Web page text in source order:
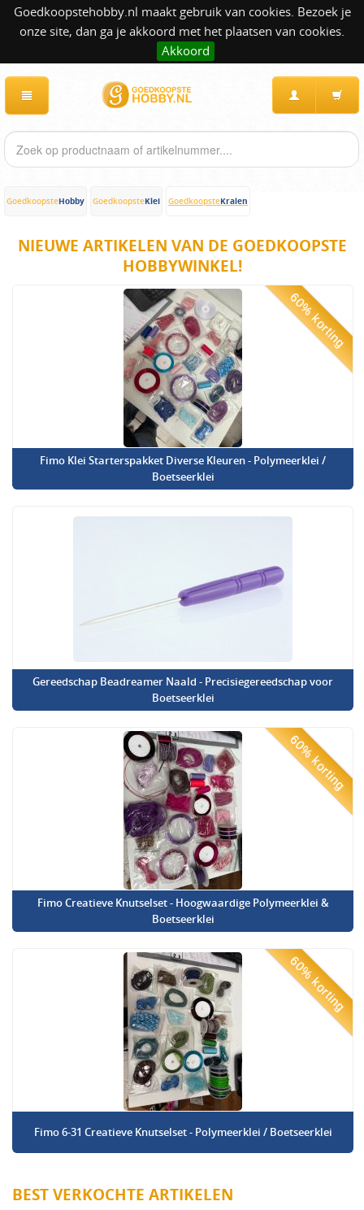
Goedkoopstehobby.nl maakt gebruik van cookies. Bezoek je
onze site, dan ga je akkoord met het plaatsen van cookies.
Akkoord
GoedkoopsteHobby GoedkoopsteKlei GoedkoopsteKralen
NIEUWE ARTIKELEN VAN DE GOEDKOOPSTE
HOBBYWINKEL!
60% korting
Fimo Klei Starterspakket Diverse Kleuren - Polymeerklei /
Boetseerklei
Gereedschap Beadreamer Naald - Precisiegereedschap voor
Boetseerklei
60% korting
Fimo Creatieve Knutselset - Hoogwaardige Polymeerklei &
Boetseerklei
60% korting
Fimo 6-31 Creatieve Knutselset - Polymeerklei / Boetseerklei
BEST VERKOCHTE ARTIKELEN